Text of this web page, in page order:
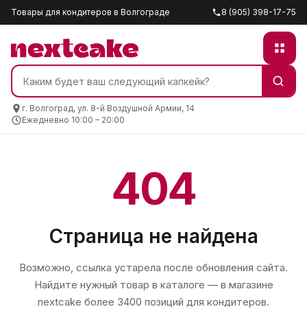
Товары для кондитеров в Волгограде 8 (905) 398-17-75
г. Волгоград, ул. 8-й Воздушной Армии, 14
Ежедневно 10:00 – 20:00
404
Страница не найдена
Возможно, ссылка устарела после обновления сайта.
Найдите нужный товар в каталоге — в магазине
nextcake более 3400 позиций для кондитеров.